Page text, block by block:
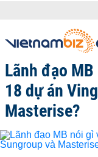
Lãnh đạo
18 dự án
Masterise?